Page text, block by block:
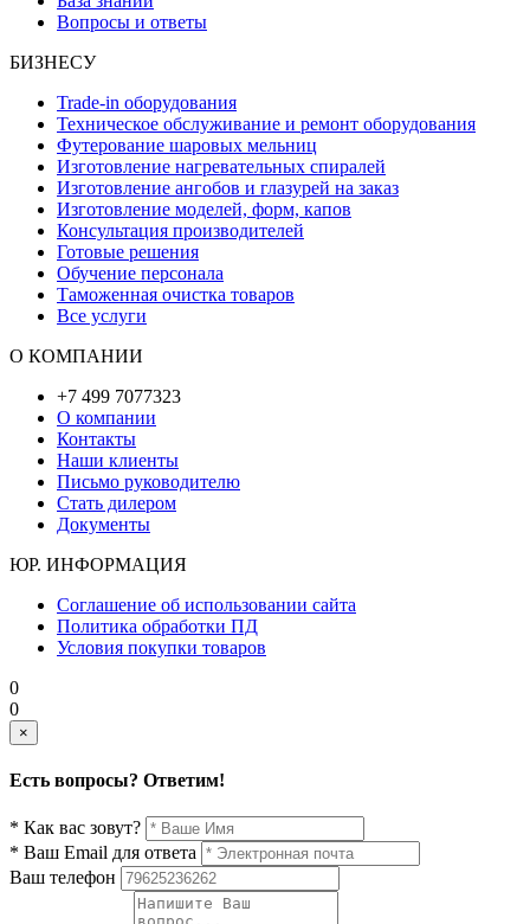
Вопросы и ответы
БИЗНЕСУ
Trade-in оборудования
Техническое обслуживание и ремонт оборудования
Футерование шаровых мельниц
Изготовление нагревательных спиралей
Изготовление ангобов и глазурей на заказ
Изготовление моделей, форм, капов
Консультация производителей
Готовые решения
Обучение персонала
Таможенная очистка товаров
Все услуги
О КОМПАНИИ
+7 499 7077323
О компании
Контакты
Наши клиенты
Письмо руководителю
Стать дилером
Документы
ЮР. ИНФОРМАЦИЯ
Соглашение об использовании сайта
Политика обработки ПД
Условия покупки товаров
0
0
×
Есть вопросы? Ответим!
* Как вас зовут?
* Ваш Email для ответа
Ваш телефон